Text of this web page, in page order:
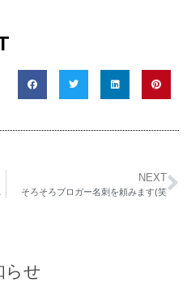
NEXT
そろそろブロガー名刺を頼みます(笑
らせ